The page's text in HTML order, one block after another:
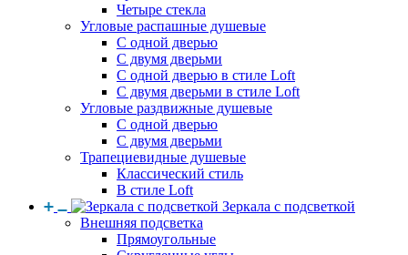
Четыре стекла
Угловые распашные душевые
С одной дверью
С двумя дверьми
С одной дверью в стиле Loft
С двумя дверьми в стиле Loft
Угловые раздвижные душевые
С одной дверью
С двумя дверьми
Трапециевидные душевые
Классический стиль
В стиле Loft
Зеркала с подсветкой
Внешняя подсветка
Прямоугольные